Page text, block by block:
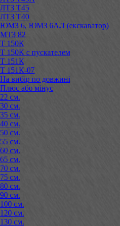
ЛТЗ Т45
ЛТЗ Т40
ЮМЗ 6, ЮМЗ 6АЛ (екскаватор)
МТЗ 82
Т 150К
Т 150К с пускателем
Т 151К
Т 151К-07
На вибір по довжині
Плюс або мінус
22 см.
30 см.
35 см.
40 см.
50 см.
55 см.
60 см.
65 см.
70 см.
75 см.
80 см.
90 см.
100 см.
120 см.
130 см.